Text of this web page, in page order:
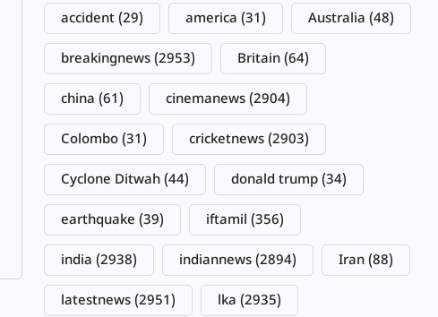
accident (29) america (31) Australia (48)
breakingnews (2953) Britain (64)
china (61) cinemanews (2904)
Colombo (31) cricketnews (2903)
Cyclone Ditwah (44) donald trump (34)
earthquake (39) iftamil (356)
india (2938) indiannews (2894) Iran (88)
latestnews (2951) lka (2935)